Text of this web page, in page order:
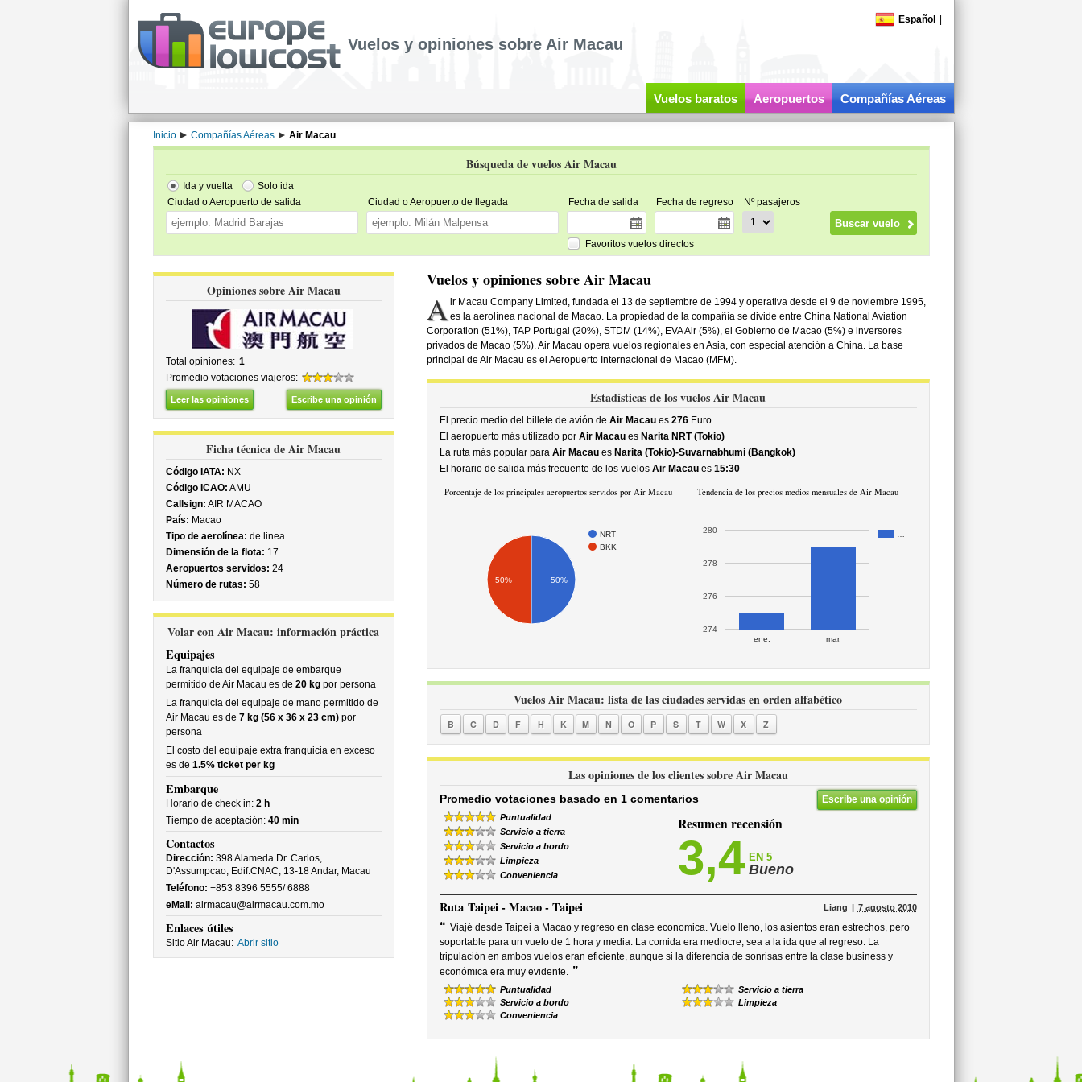
Español
Vuelos y opiniones sobre Air Macau
Vuelos baratos Aeropuertos Compañías Aéreas
Inicio Compañías Aéreas Air Macau
Búsqueda de vuelos Air Macau
Ida y vuelta
Solo ida
Ciudad o Aeropuerto de salida
Ciudad o Aeropuerto de llegada Fecha de salida Fecha de regreso Nº pasajeros
Favoritos vuelos directos
Opiniones sobre Air Macau
Total opiniones: 1
Promedio votaciones viajeros:
Leer las opiniones Escribe una opinión
Ficha técnica de Air Macau
Código IATA: NX
Código ICAO: AMU
Callsign: AIR MACAO
País: Macao
Tipo de aerolínea: de linea
Dimensión de la flota: 17
Aeropuertos servidos: 24
Número de rutas: 58
Volar con Air Macau: información práctica
Equipajes
La franquicia del equipaje de embarque
permitido de Air Macau es de 20 kgpor persona
La franquicia del equipaje de mano permitido de
Air Macau es de 7 kg (56 x 36 x 23 cm)por
persona
El costo del equipaje extra franquicia en exceso
es de 1.5% ticket per kg
Embarque
Horario de check in: 2 h
Tiempo de aceptación: 40 min
Contactos
Dirección: 398 Alameda Dr. Carlos,
D'Assumpcao, Edif.CNAC, 13-18 Andar, Macau
Teléfono: +853 8396 5555/ 6888
eMail: airmacau@airmacau.com.mo
Enlaces útiles
Sitio Air Macau: Abrir sitio
Vuelos y opiniones sobre Air Macau
A ir Macau Company Limited, fundada el 13 de septiembre de 1994 y operativa desde el 9 de noviembre 1995,
es la aerolínea nacional de Macao. La propiedad de la compañía se divide entre China National Aviation
Corporation (51%), TAP Portugal (20%), STDM (14%), EVA Air (5%), el Gobierno de Macao (5%) e inversores
privados de Macao (5%). Air Macau opera vuelos regionales en Asia, con especial atención a China. La base
principal de Air Macau es el Aeropuerto Internacional de Macao (MFM).
Estadísticas de los vuelos Air Macau
El precio medio del billete de avión de Air Macaues 276Euro
El aeropuerto más utilizado por Air Macaues Narita NRT (Tokio)
La ruta más popular para Air Macaues Narita (Tokio)-Suvarnabhumi (Bangkok)
El horario de salida más frecuente de los vuelos Air Macaues 15:30
Porcentaje de los principales aeropuertos servidos por Air Macau
NRT
BKK
50% 50%
Tendencia de los precios medios mensuales de Air Macau
ene. mar.
274
276
278
280
Vuelos Air Macau: lista de las ciudades servidas en orden alfabético
B C D F H K M N O P S T W X Z
Las opiniones de los clientes sobre Air Macau
Escribe una opinión
Promedio votaciones basado en 1 comentarios
Puntualidad
Servicio a tierra
Servicio a bordo
Limpieza
Conveniencia
Resumen recensión
3,4 EN 5
Bueno
Ruta Taipei - Macao - Taipei Liang 7 agosto 2010
“ Viajé desde Taipei a Macao y regreso en clase economica. Vuelo lleno, los asientos eran estrechos, pero
soportable para un vuelo de 1 hora y media. La comida era mediocre, sea a la ida que al regreso. La
tripulación en ambos vuelos eran eficiente, aunque si la diferencia de sonrisas entre la clase business y
económica era muy evidente. ”
Puntualidad
Servicio a tierra
Servicio a bordo
Limpieza
Conveniencia